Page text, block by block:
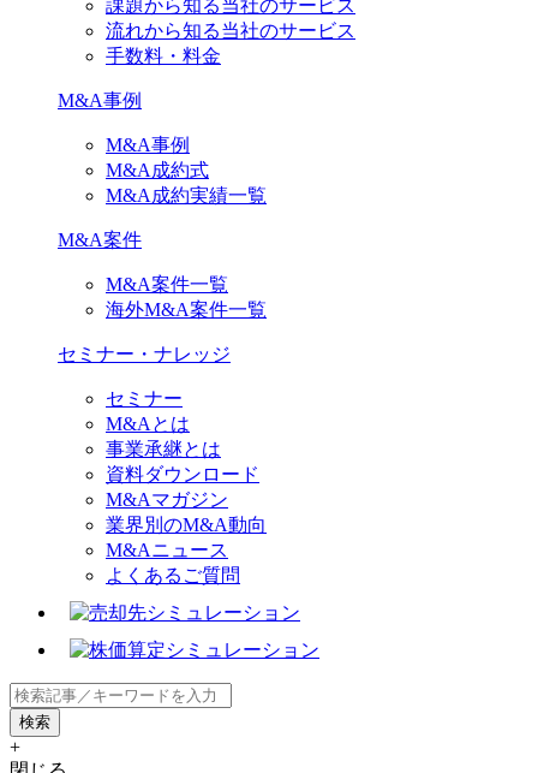
課題から知る当社のサービス
流れから知る当社のサービス
手数料・料金
M&A事例
M&A事例
M&A成約式
M&A成約実績一覧
M&A案件
M&A案件一覧
海外M&A案件一覧
セミナー・ナレッジ
セミナー
M&Aとは
事業承継とは
資料ダウンロード
M&Aマガジン
業界別のM&A動向
M&Aニュース
よくあるご質問
+